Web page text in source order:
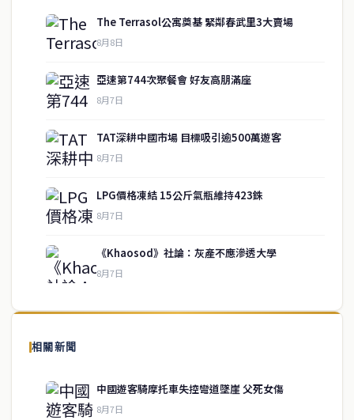
The Terrasol公寓奠基 緊鄰春武里3大賣場
8月8日
亞速第744次聚餐會 好友高朋滿座
8月7日
TAT深耕中國市場 目標吸引逾500萬遊客
8月7日
LPG價格凍結 15公斤氣瓶維持423銖
8月7日
《Khaosod》社論：灰產不應滲透大學
8月7日
相關新聞
中國遊客騎摩托車失控彎道墜崖 父死女傷
8月7日
關於我們
泰國中文新聞（TCN）是一家總部設於曼谷的中文新聞媒體，致力於
供即時、客觀、多元的中文新聞內容。
service@thaichinesenews.com